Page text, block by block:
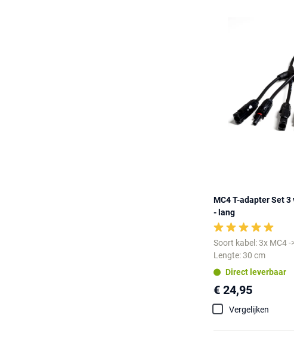
MC4 T-adapter Set
- lang
Soort kabel: 3x MC4 -
Lengte: 30 cm
Direct leverbaar
€ 24,95
Vergelijken